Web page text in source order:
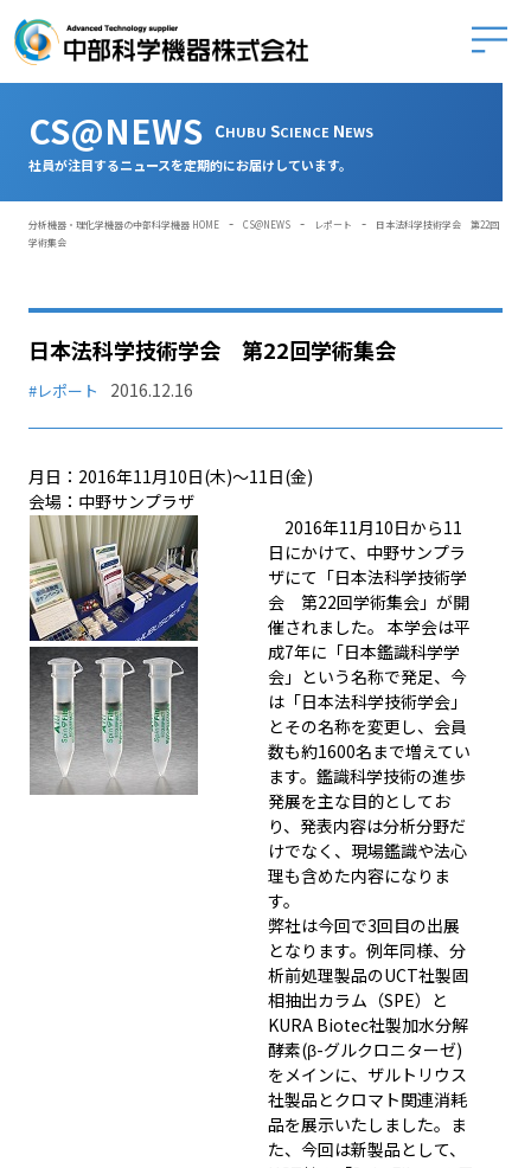
中部科
CS@NEWS CHUBU SCIENCE NEWS
社員が注目するニュースを定期的にお届けしています。
分析機器・理化学機器の中部科学機器 HOME - CS@NEWS - レポート -
日本法科学技術学会 第22回
学術集会
日本法科学技術学会 第22回学術集会
#レポート 2016.12.16
月日：2016年11月10日(木)～11日(金)
会場：中野サンプラザ
2016年11月10日から11
日にかけて、中野サンプラ
ザにて「日本法科学技術学
会 第22回学術集会」が開
催されました。 本学会は平
成7年に「日本鑑識科学学
会」という名称で発足、今
は「日本法科学技術学会」
とその名称を変更し、会員
数も約1600名まで増えてい
ます。鑑識科学技術の進歩
発展を主な目的としてお
り、発表内容は分析分野だ
けでなく、現場鑑識や法心
理も含めた内容になりま
す。
弊社は今回で3回目の出展
となります。例年同様、分
析前処理製品のUCT社製固
相抽出カラム（SPE）と
KURA Biotec社製加水分解
酵素(β-グルクロニターゼ)
をメインに、ザルトリウス
社製品とクロマト関連消耗
品を展示いたしました。ま
た、今回は新製品として、